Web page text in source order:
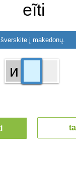
eĩti
Išverskite į makedonų.